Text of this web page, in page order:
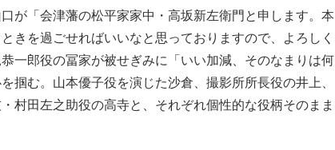
が「会津藩の松平家家中・高坂新左衛門と申します。本
きを過ごせればいいなと思っておりますので、よろしく
一郎役の冨家が被せぎみに「いい加減、そのなまりは何
掴む。山本優子役を演じた沙倉、撮影所所長役の井上、
村田左之助役の高寺と、それぞれ個性的な役柄そのまま